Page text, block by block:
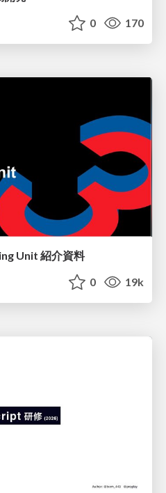
0 170
Unit 紹介資料
0 19k